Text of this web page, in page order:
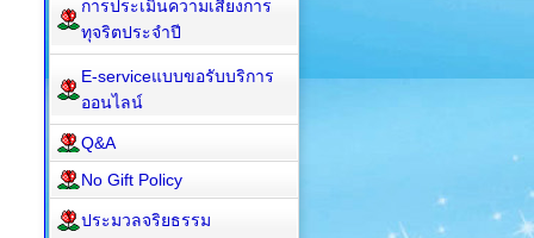
การประเมินความเสี่ยงการ
ทุจริตประจำปี
E-serviceแบบขอรับบริการ
ออนไลน์
Q&A
No Gift Policy
ประมวลจริยธรรม